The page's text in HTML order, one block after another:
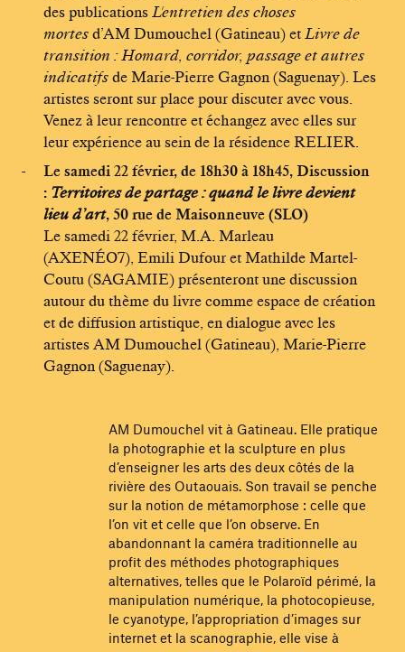
des publications L'entretien des choses
mortes d’AM Dumouchel (Gatineau) et Livre de
transition : Homard, corridor, passage et autres
indicatifs de Marie-Pierre Gagnon (Saguenay). Les
artistes seront sur place pour discuter avec vous.
Venez à leur rencontre et échangez avec elles sur
leur expérience au sein de la résidence RELIER.
Le samedi 22 février, de 18h30 à 18h45, Discussion
: Territoires de partage : quand le livre devient
lieu d’art, 50 rue de Maisonneuve (SLO)
Le samedi 22 février, M.A. Marleau
(AXENÉO7), Emili Dufour et Mathilde Martel-
Coutu (SAGAMIE) présenteront une discussion
autour du thème du livre comme espace de création
et de diffusion artistique, en dialogue avec les
artistes AM Dumouchel (Gatineau), Marie-Pierre
Gagnon (Saguenay).
AM Dumouchel vit à Gatineau. Elle pratique
la photographie et la sculpture en plus
d’enseigner les arts des deux côtés de la
rivière des Outaouais. Son travail se penche
sur la notion de métamorphose : celle que
l’on vit et celle que l’on observe. En
abandonnant la caméra traditionnelle au
profit des méthodes photographiques
alternatives, telles que le Polaroïd périmé, la
manipulation numérique, la photocopieuse,
le cyanotype, l’appropriation d’images sur
internet et la scanographie, elle vise à